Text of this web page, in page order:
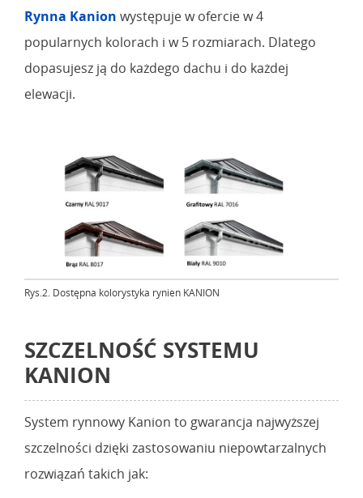
Rynna Kanion występuje w ofercie w 4
popularnych kolorach i w 5 rozmiarach. Dlatego
dopasujesz ją do każdego dachu i do każdej
elewacji.
Rys.2. Dostępna kolorystyka rynien KANION
SZCZELNOŚĆ SYSTEMU
KANION
System rynnowy Kanion to gwarancja najwyższej
szczelności dzięki zastosowaniu niepowtarzalnych
rozwiązań takich jak: